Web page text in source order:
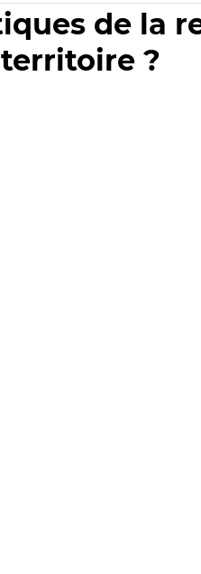
de la
?